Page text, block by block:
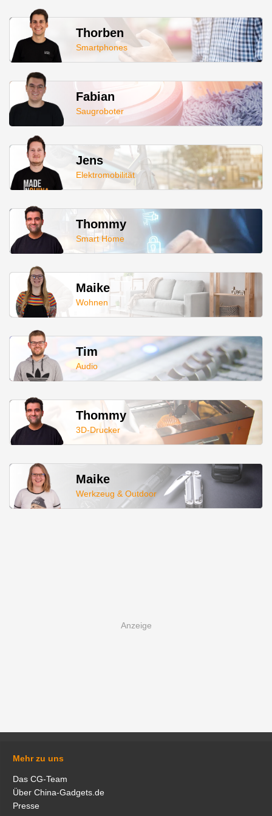
Thorben
Smartphones
Fabian
Saugroboter
Jens
Elektromobilität
Thommy
Smart Home
Maike
Wohnen
Tim
Audio
Thommy
3D-Drucker
Maike
Werkzeug & Outdoor
Mehr zu uns
Das CG-Team
Über China-Gadgets.de
Presse